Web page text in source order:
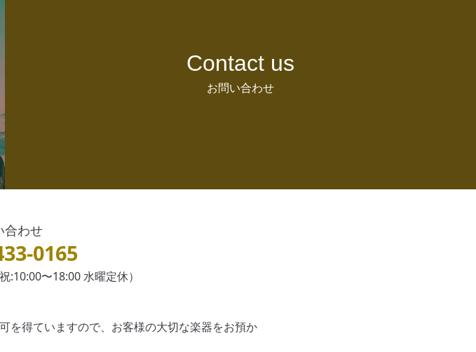
Contact us
お問い合わせ
合わせ
0165
:10:00〜18:00 水曜定休）
を得ていますので、お客様の大切な楽器をお預か